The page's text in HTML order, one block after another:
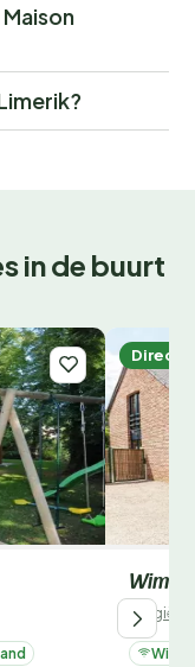
in de buurt
Direct
Wima2
België
Wifi